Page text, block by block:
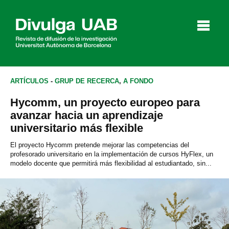
Artículos Entrevistas
Agenda
English
BUSCAR
ARTÍCULOS - GRUP DE RECERCA, A FONDO
Hycomm, un proyecto europeo para
avanzar hacia un aprendizaje
universitario más flexible
El proyecto Hycomm pretende mejorar las competencias del
profesorado universitario en la implementación de cursos HyFlex, un
modelo docente que permitirá más flexibilidad al estudiantado, sin...